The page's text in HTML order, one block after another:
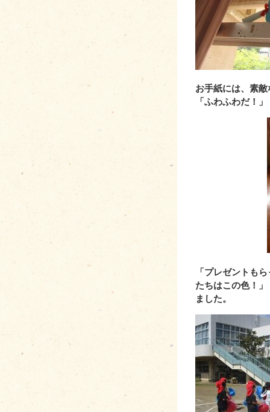
お手紙には、素
「ふわふわだ！
「プレゼントも
たちはこの色！
ました。